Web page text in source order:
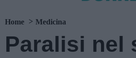
Home Medicina
Paralisi nel